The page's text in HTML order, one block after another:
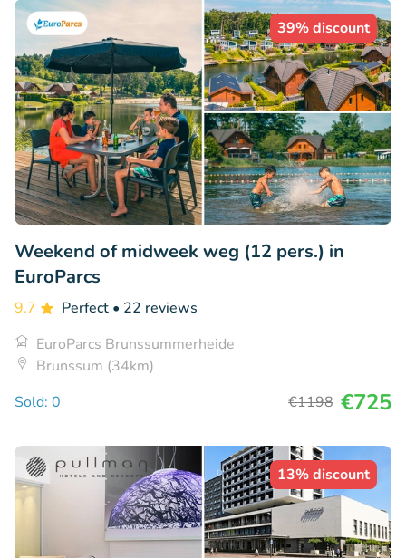
39% discount
Weekend of midweek weg (12 pers.) in
EuroParcs
9.7 Perfect • 22 reviews
EuroParcs Brunssummerheide
Brunssum (34km)
Sold: 0
€1198 €725
13% discount